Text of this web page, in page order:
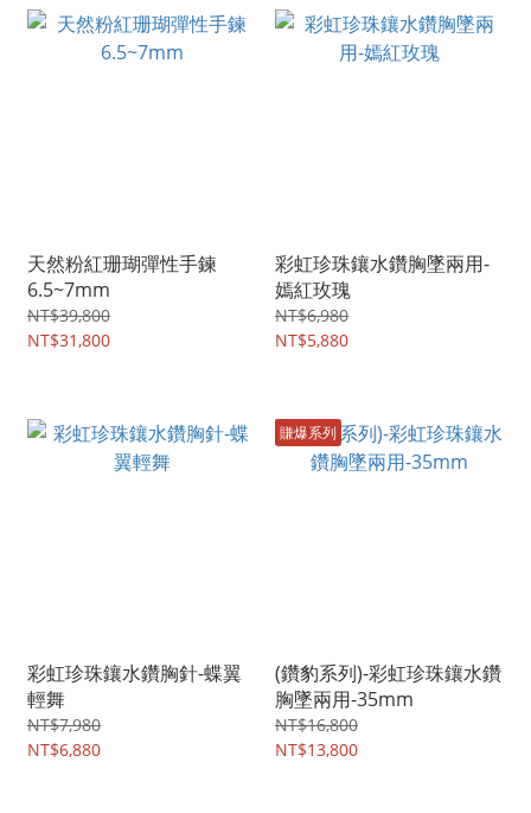
天然粉紅珊瑚彈性手鍊
6.5~7mm
NT$39,800
NT$31,800
彩虹珍珠鑲水鑽胸墜兩用-
嫣紅玫瑰
NT$6,980
NT$5,880
彩虹珍珠鑲水鑽胸針-蝶翼
輕舞
NT$7,980
NT$6,880
賺爆系列
(鑽豹系列)-彩虹珍珠鑲水鑽
胸墜兩用-35mm
NT$16,800
NT$13,800